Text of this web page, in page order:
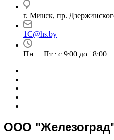
г. Минск, пр.
1C@hs.by
Пн. – Пт.: с 9:00 до 18:00
ООО